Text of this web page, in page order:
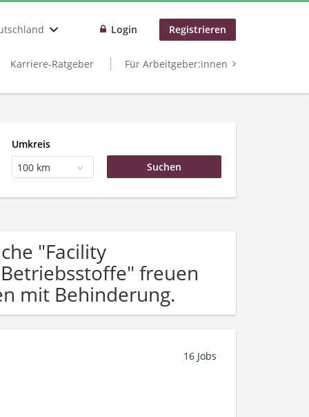
Login Registrieren
Karriere-Ratgeber Für Arbeitgeber:innen
Umkreis
100 km
"Facility
freuen
mit Behinderung.
16 Jobs